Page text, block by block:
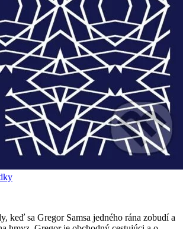
keď sa Gregor Samsa jedného rána zobudí a